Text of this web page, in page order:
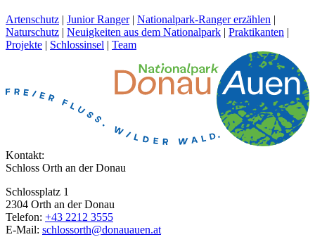
Artenschutz | Junior Ranger | Nationalpark-Ranger erzählen |
Naturschutz | Neuigkeiten aus dem Nationalpark | Praktikanten |
Projekte | Schlossinsel | Team
Kontakt:
Schloss Orth an der Donau
Schlossplatz 1
2304 Orth an der Donau
Telefon: +43 2212 3555
E-Mail: schlossorth@donauauen.at